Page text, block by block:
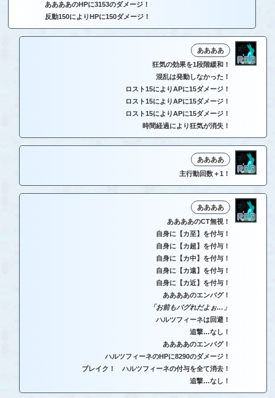
ああああのHPに3153のダメージ！
反動150によりHPに150ダメージ！
ああああ
狂気の効果を1段階緩和！
混乱は発動しなかった！
ロスト15によりAPに15ダメージ！
ロスト15によりAPに15ダメージ！
ロスト15によりAPに15ダメージ！
時間経過により狂気が消失！
ああああ
主行動回数＋1！
ああああ
ああああのCT無視！
自身に【カ至】を付与！
自身に【カ超】を付与！
自身に【カ中】を付与！
自身に【カ遠】を付与！
自身に【カ近】を付与！
ああああのエンバグ！
「お前もバグれだよぉ…」
ハルツフィーネは回避！
追撃…なし！
ああああのエンバグ！
ハルツフィーネのHPに8290のダメージ！
ブレイク！ ハルツフィーネの付与を全て消去！
追撃…なし！